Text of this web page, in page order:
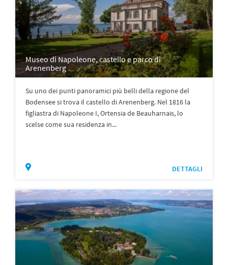
Museo di Napoleone, castello e parco di
Arenenberg
Su uno dei punti panoramici più belli della regione del
Bodensee si trova il castello di Arenenberg. Nel 1816 la
figliastra di Napoleone I, Ortensia de Beauharnais, lo
scelse come sua residenza in...
DETTAGLI